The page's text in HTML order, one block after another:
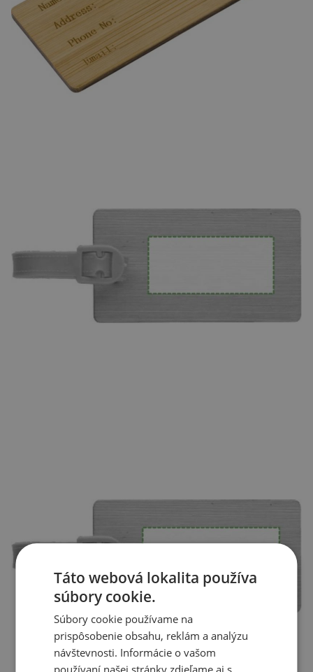
Táto webová lokalita používa
súbory cookie.
Súbory cookie používame na
prispôsobenie obsahu, reklám a analýzu
návštevnosti. Informácie o vašom
používaní našej stránky zdieľame aj s